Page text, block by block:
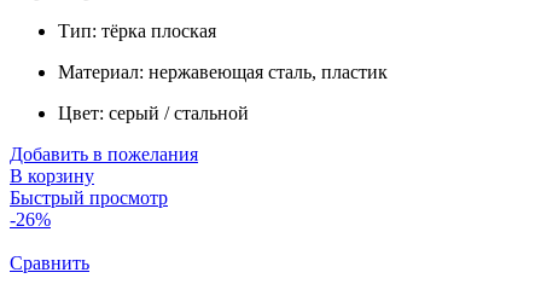
Тип: тёрка плоская
Материал: нержавеющая сталь, пластик
Цвет: серый / стальной
Добавить в пожелания
В корзину
Быстрый просмотр
-26%
Сравнить